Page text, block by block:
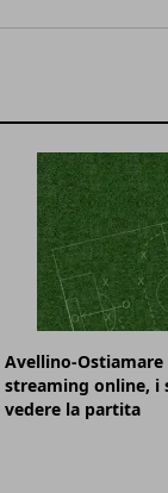
Avellino-
streaming online, i
vedere la partita